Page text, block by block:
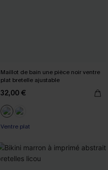
Maillot de bain une pièce noir ventre
plat bretelle ajustable
32,00 €
Ventre plat